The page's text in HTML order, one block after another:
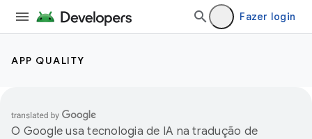
Fazer login
APP QUALITY
O Google usa tecnologia de IA na tradução de